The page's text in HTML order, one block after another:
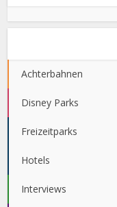
Achterbahnen
Disney Parks
Freizeitparks
Hotels
Interviews